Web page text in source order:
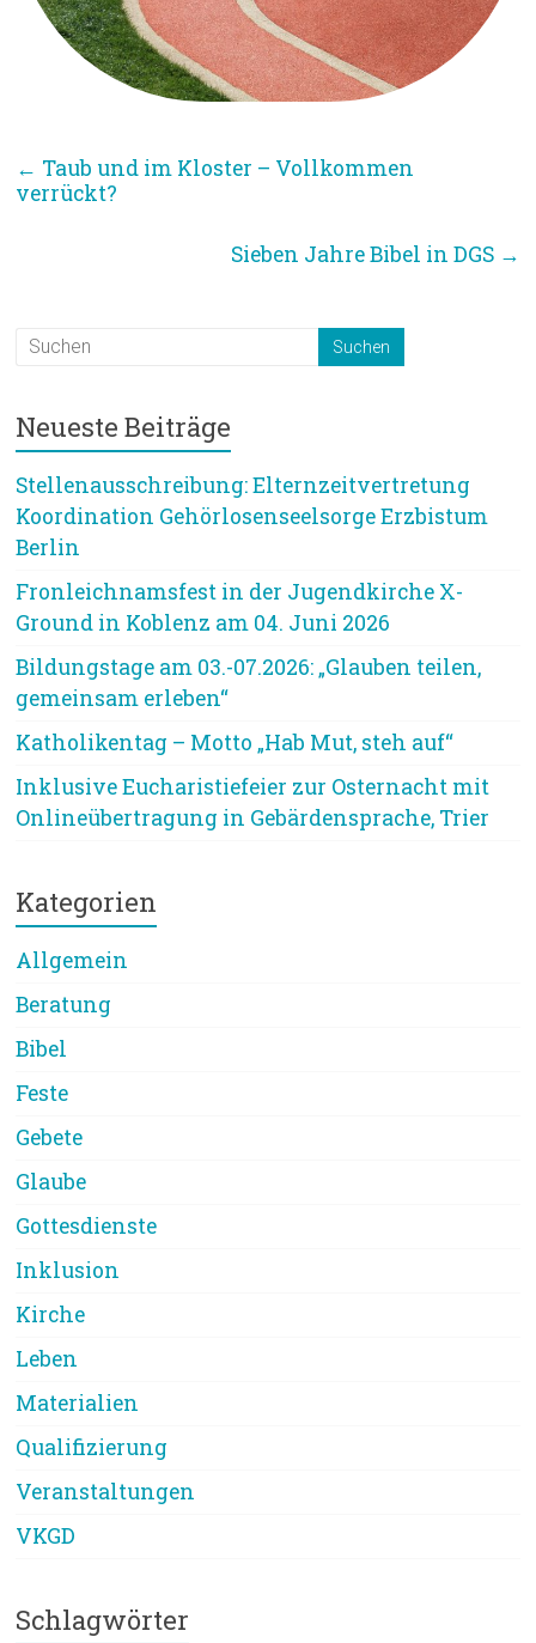
← Taub und im Kloster – Vollkommen
verrückt?
Sieben Jahre Bibel in DGS →
Neueste Beiträge
Stellenausschreibung: Elternzeitvertretung
Koordination Gehörlosenseelsorge Erzbistum
Berlin
Fronleichnamsfest in der Jugendkirche X-
Ground in Koblenz am 04. Juni 2026
Bildungstage am 03.-07.2026: „Glauben teilen,
gemeinsam erleben“
Katholikentag – Motto „Hab Mut, steh auf“
Inklusive Eucharistiefeier zur Osternacht mit
Onlineübertragung in Gebärdensprache, Trier
Kategorien
Allgemein
Beratung
Bibel
Feste
Gebete
Glaube
Gottesdienste
Inklusion
Kirche
Leben
Materialien
Qualifizierung
Veranstaltungen
VKGD
Schlagwörter